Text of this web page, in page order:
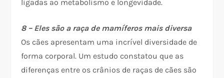
ligadas ao metabolismo e longevidade.
8 – Eles são a raça de mamíferos mais diversa
Os cães apresentam uma incrível diversidade de
forma corporal. Um estudo constatou que as
diferenças entre os crânios de raças de cães são